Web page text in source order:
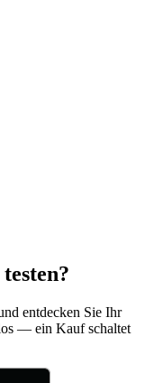
entdecken Sie Ihr
— ein Kauf schaltet